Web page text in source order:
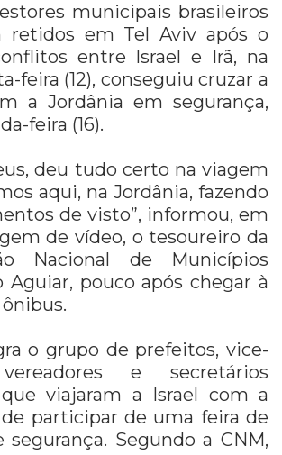
municipais brasileiros
retidos em Tel Aviv após o
entre Israel e Irã, na
feira (12), conseguiu cruzar a
a Jordânia em segurança,
feira (16).
deu tudo certo na viagem
aqui, na Jordânia, fazendo
de visto”, informou, em
de vídeo, o tesoureiro da
Nacional de Municípios
Aguiar, pouco após chegar à
o grupo de prefeitos, vice-
e secretários
viajaram a Israel com a
participar de uma feira de
segurança. Segundo a CNM,